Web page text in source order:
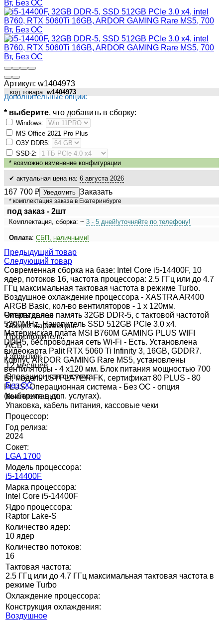
Артикул: w1404973
код товара: w1404973
Дополнительные опции:
* выберите, что добавить в сборку:
Windows:
MS Оffiсе 2021 Рrо Рlus
ОЗУ DDR5:
SSD-2:
* возможно изменение конфигурации
✔ актуальная цена на: 6 августа 2026
167 700 ₽ Уведомить Заказать
* комплектация заказа в Екатеринбурге
под заказ - 2шт
Комплектация, сборка: ~ 3 - 5 дней!уточняйте по телефону!
Оплата: СБП, наличными!
Предыдущий товар
Следующий товар
Современная сборка на базе: Intel Core i5-14400F, 10
ядер, потоков 16, частота процессора: 2.5 ГГц или до 4.7
ГГц максимальная тактовая частота в режиме Turbo.
Воздушное охлаждение процессора - XASTRA AR400
ARGB Basic, кол-во вентиляторов - 1 x 120мм.
Оперативная память 32GB DDR-5, с тактовой частотой
5200MHz. Накопитель SSD 512GB PCIe 3.0 x4.
Материнская плата MSI B760M GAMING PLUS WIFI
DDR5, беспроводная сеть Wi-Fi - Есть. Установлена
видеокарта Palit RTX 5060 Ti Infinity 3, 16GB, GDDR7.
Корпус ARDOR GAMING Rare MS5, установлены
вентиляторы - 4 х120 мм. Блок питания мощностью 700
Вт, модель 1STPLAYER FK, сертификат 80 PLUS - 80
PLUS. Операционная система - Без ОС - опция
(выберите в доп. услугах).
Читать далее
Общие параметры:
Производитель:
АСБ
Гарантия:
12 месяцев
Операционная система:
Без ОС
Комплектация:
Упаковка, кабель питания, кассовые чеки
Процессор:
Год релиза:
2024
Сокет:
LGA 1700
Модель процессора:
i5-14400F
Марка процессора:
Intel Core i5-14400F
Ядро процессора:
Raptor Lake-S
Количество ядер:
10 ядер
Количество потоков:
16
Тактовая частота:
2.5 ГГц или до 4.7 ГГц максимальная тактовая частота в
режиме Turbo
Охлаждение процессора:
Конструкция охлаждения:
Воздушное